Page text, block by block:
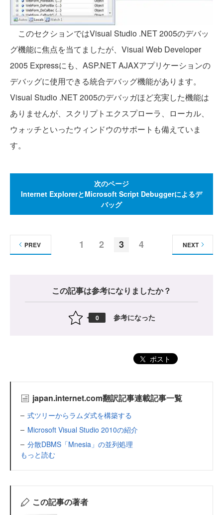
このセクションではVisual Studio .NET 2005のデバッ
グ機能に焦点を当てましたが、Visual Web Developer
2005 Expressにも、ASP.NET AJAXアプリケーションの
デバッグに使用できる統合デバッグ機能があります。
Visual Studio .NET 2005のデバッガほど充実した機能は
ありませんが、スクリプトエクスプローラ、ローカル、
ウォッチといったウィンドウのサポートも備えていま
す。
次のページ
Internet ExplorerとMicrosoft Script Debuggerによるデ
バッグ
1 2 3 4
PREV NEXT
この記事は参考になりましたか？
0 参考になった
ポスト
japan.internet.com翻訳記事連載記事一覧
式ツリーからラムダ式を構築する
Microsoft Visual Studio 2010の紹介
分散DBMS「Mnesia」の並列処理
もっと読む
この記事の著者